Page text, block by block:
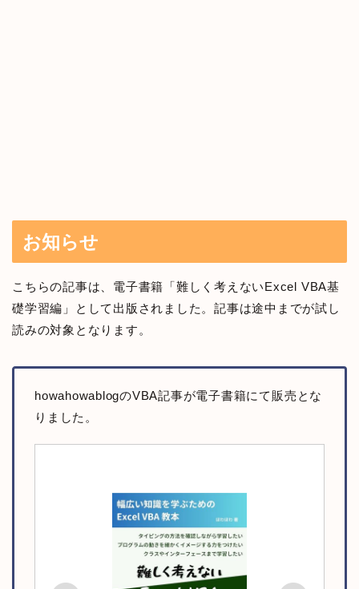
お知らせ
こちらの記事は、電子書籍「難しく考えないExcel VBA基
礎学習編」として出版されました。記事は途中までが試し
読みの対象となります。
howahowablogのVBA記事が電子書籍にて販売とな
りました。